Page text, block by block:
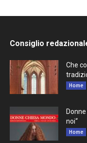
Consiglio
Che
Home
noi“
Home